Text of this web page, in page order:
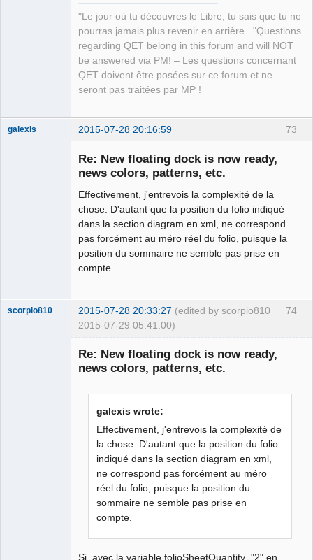
terminal2="15" y="0" onetextperfolio
horizrotatetext="0"/>
<conductor vertirotatetext ="270" x ="0"
terminal1="16" type="multi" displaytext="1" num="16"
terminal2="21" y= "0" onetextperfolio="0" numsize="7"
horizrotatetext="0"/>
<conductor vertirotatetext
"multi"
"15"
y "0" onetextperfolio
horizrotatetext
="0"/>
</conductors>
</diagram>
<diagram displayAt="bottom" version ="0.5" rows="8"
folio= "%id/%total" height="660" colsize="60" author=""
filename
<defaultconductor vertirotatetext="270"
type="multi" displaytext="1" num "_"
onetextperfolio="0" numsize
<element x= "200" uuid="{f393bd5f-e9cb-
40c1-be37-a93fb6cea9d3}"
orientation ="0" y="150"
<terminals>
<terminal
x="0" number= "_"
nameHidden="0" id= "0" name="_" orientation="0"
="-6"/>
<terminal x ="0" number= "_"
nameHidden= "0" id= "1" name="_" orientation="2"
"Le jour où tu découvres le Libre, tu sais que tu ne
pourras jamais plus revenir en arrière..."Questions
regarding QET belong in this forum and will NOT
be answered via PM! – Les questions concernant
QET doivent être posées sur ce forum et ne
seront pas traitées par MP !
73
galexis 2015-07-28 20:16:59
Re: New floating dock is now ready,
news colors, patterns, etc.
Effectivement, j'entrevois la complexité de la
chose. D'autant que la position du folio indiqué
dans la section diagram en xml, ne correspond
pas forcément au méro réel du folio, puisque la
position du sommaire ne semble pas prise en
compte.
74
scorpio810 2015-07-28 20:33:27 (edited by scorpio810
2015-07-29 05:41:00)
Re: New floating dock is now ready,
news colors, patterns, etc.
galexis wrote:
Effectivement, j'entrevois la complexité de
la chose. D'autant que la position du folio
indiqué dans la section diagram en xml,
ne correspond pas forcément au méro
réel du folio, puisque la position du
sommaire ne semble pas prise en
compte.
Si, avec la variable folioSheetQuantity="2" en